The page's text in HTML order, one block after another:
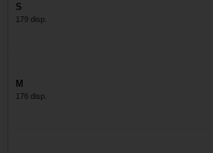
S
179 disp.
M
176 disp.